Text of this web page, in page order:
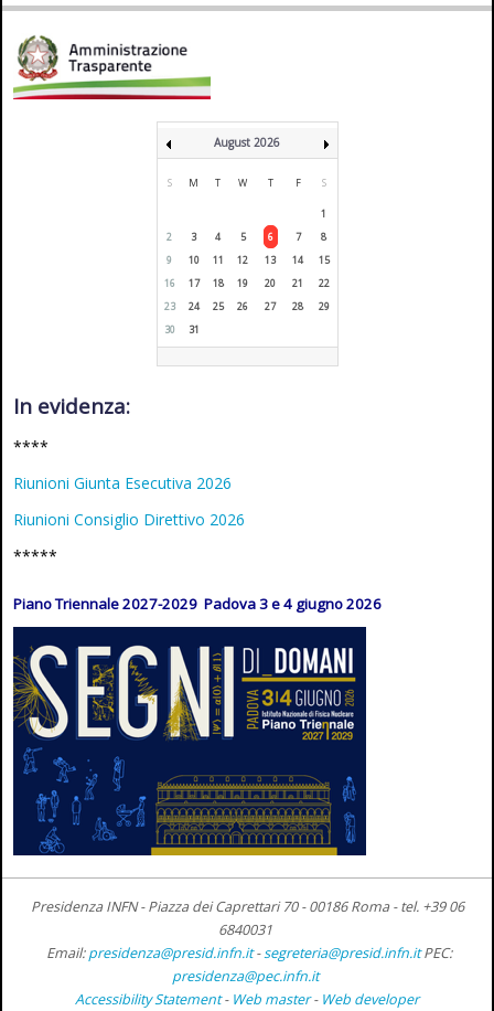
August 2026
S M T W T F S
1
2
3 4 5 6 7
8
9
10 11 12 13 14
15
16
17 18 19 20 21
22
23
24 25 26 27 28
29
30
31
In evidenza:
****
Riunioni Giunta Esecutiva 2026
Riunioni Consiglio Direttivo 2026
*****
Piano Triennale 2027-2029 Padova 3 e 4 giugno 2026
Presidenza INFN - Piazza dei Caprettari 70 - 00186 Roma -tel. +39 06
6840031
Email:presidenza@presid.infn.it-segreteria@presid.infn.it PEC:
presidenza@pec.infn.it
Accessibility Statement- Web master- Web developer